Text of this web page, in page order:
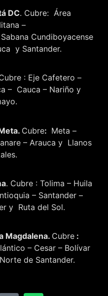
DC. Cubre: Área
–
Cundiboyacense
y Santander.
: Eje Cafetero –
– Cauca – Nariño y
Cubre: Meta –
– Arauca y Llanos
. Cubre : Tolima – Huila
– Santander –
y Ruta del Sol.
Magdalena. Cubre :
– Cesar – Bolívar
de Santander.